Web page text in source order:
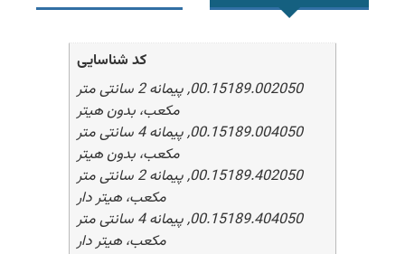
کد شناسایی
00.15189.002050, پیمانه 2 سانتی متر
مکعب، بدون هیتر
00.15189.004050, پیمانه 4 سانتی متر
مکعب، بدون هیتر
00.15189.402050, پیمانه 2 سانتی متر
مکعب، هیتر دار
00.15189.404050, پیمانه 4 سانتی متر
مکعب، هیتر دار